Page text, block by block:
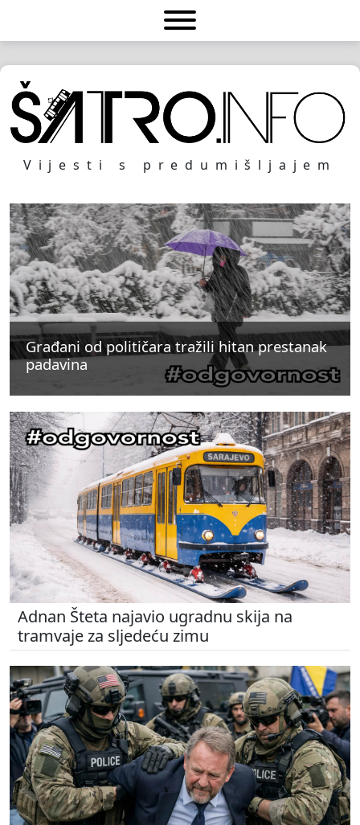
Vijesti s predumišljajem
Građani od političara tražili hitan prestanak
padavina
Građani od političara tražili hitan prestanak
padavina
Građani od političara tražili hitan prestanak
padavina
Adnan Šteta najavio ugradnu skija na
tramvaje za sljedeću zimu